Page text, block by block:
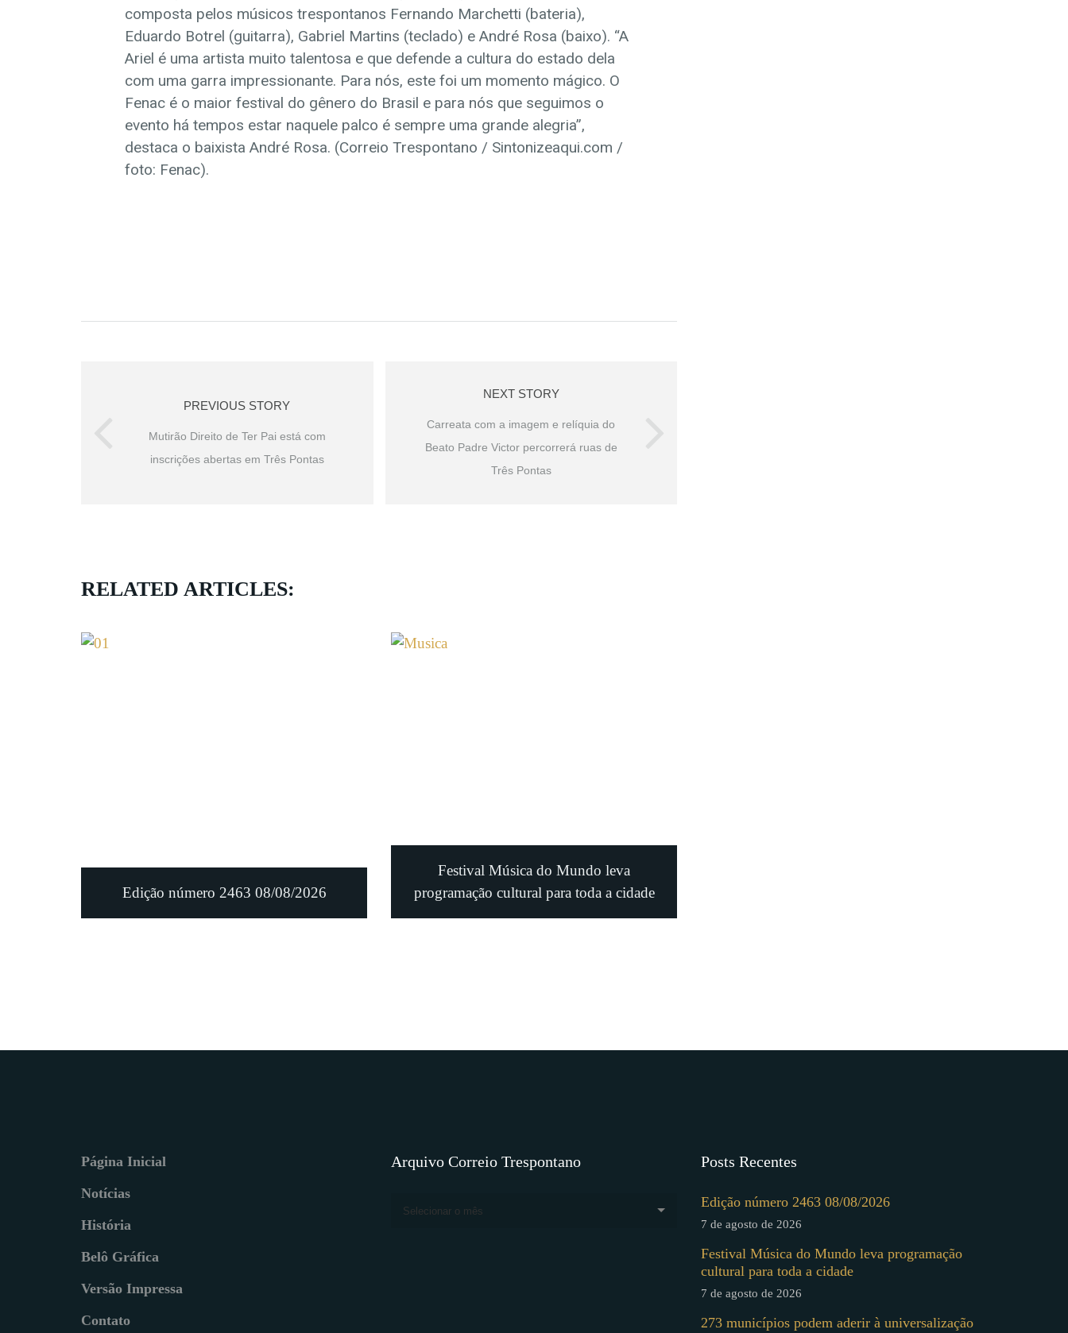
composta pelos músicos trespontanos Fernando Marchetti (bateria),
Eduardo Botrel (guitarra), Gabriel Martins (teclado) e André Rosa (baixo). “A
Ariel é uma artista muito talentosa e que defende a cultura do estado dela
com uma garra impressionante. Para nós, este foi um momento mágico. O
Fenac é o maior festival do gênero do Brasil e para nós que seguimos o
evento há tempos estar naquele palco é sempre uma grande alegria”,
destaca o baixista André Rosa. (Correio Trespontano / Sintonizeaqui.com /
foto: Fenac).
PREVIOUS STORY
Mutirão Direito de Ter Pai está com
inscrições abertas em Três Pontas
NEXT STORY
Carreata com a imagem e relíquia do
Beato Padre Victor percorrerá ruas de
Três Pontas
RELATED ARTICLES:
Edição número 2463 08/08/2026
Festival Música do Mundo leva
programação cultural para toda a cidade
Página Inicial
Notícias
História
Belô Gráfica
Versão Impressa
Contato
Arquivo Correio Trespontano
Selecionar o mês
Posts Recentes
Edição número 2463 08/08/2026
7 de agosto de 2026
Festival Música do Mundo leva programação
cultural para toda a cidade
7 de agosto de 2026
273 municípios podem aderir à universalização